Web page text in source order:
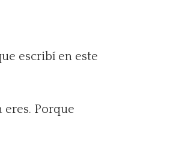
escribí en este
Porque